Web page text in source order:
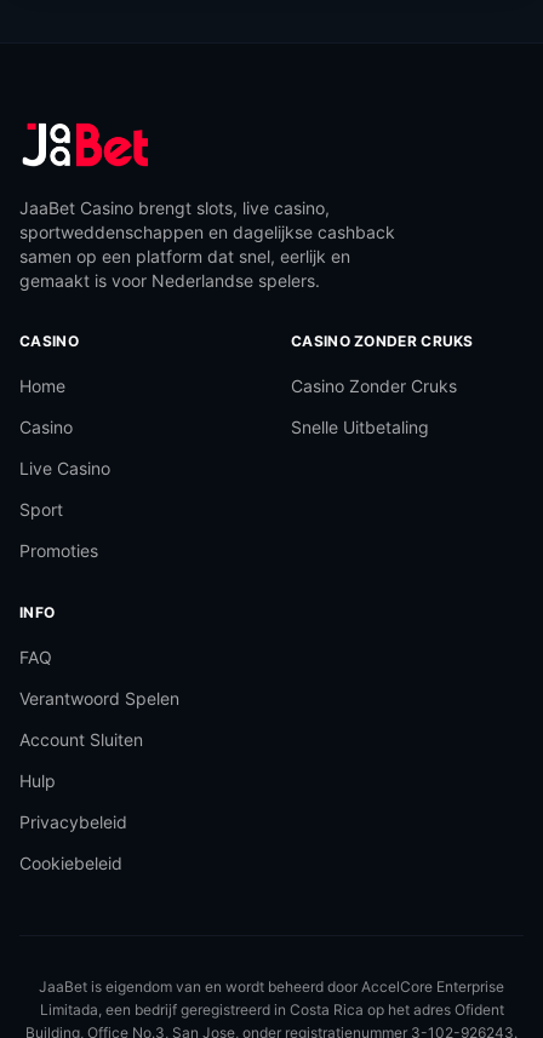
JaaBet Casino brengt slots, live casino,
sportweddenschappen en dagelijkse cashback
samen op een platform dat snel, eerlijk en
gemaakt is voor Nederlandse spelers.
CASINO
Home
Casino
Live Casino
Sport
Promoties
CASINO ZONDER CRUKS
Casino Zonder Cruks
Snelle Uitbetaling
INFO
FAQ
Verantwoord Spelen
Account Sluiten
Hulp
Privacybeleid
Cookiebeleid
JaaBet is eigendom van en wordt beheerd door AccelCore Enterprise
Limitada, een bedrijf geregistreerd in Costa Rica op het adres Ofident
Building, Office No.3, San Jose, onder registratienummer 3-102-926243.